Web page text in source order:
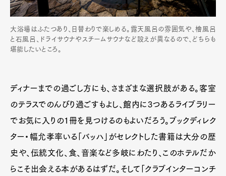
大浴場はふたつあり、日替わりで楽しめる。露天風呂の雰囲気や、檜風呂
と石風呂、ドライサウナやスチームサウナなど設えが異なるので、どちらも
堪能したいところ。
ディナーまでの過ごし方にも、さまざまな選択肢がある。客室
のテラスでのんびり過ごすもよし、館内に3つあるライブラリー
でお気に入りの1冊を見つけるのもよいだろう。ブックディレク
ター・幅允孝率いる「バッハ」がセレクトした書籍は大分の歴
史や、伝統文化、食、音楽など多岐にわたり、このホテルだか
らこそ出会える本があるはずだ。そして「クラブインターコンチ